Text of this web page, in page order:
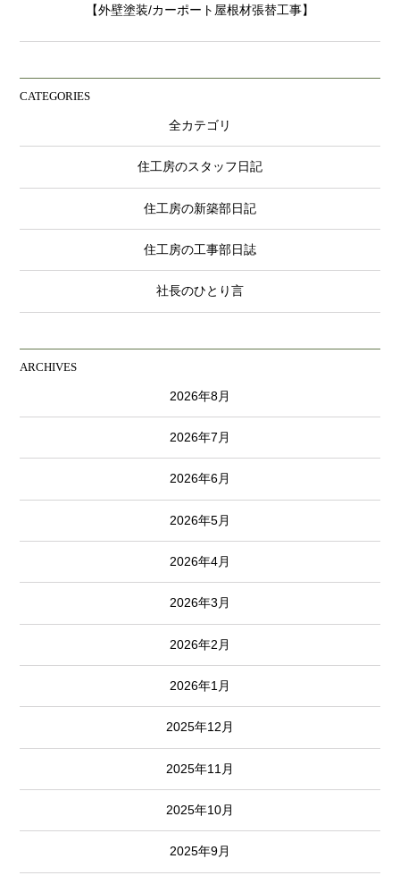
【外壁塗装/カーポート屋根材張替工事】
CATEGORIES
全カテゴリ
住工房のスタッフ日記
住工房の新築部日記
住工房の工事部日誌
社長のひとり言
ARCHIVES
2026年8月
2026年7月
2026年6月
2026年5月
2026年4月
2026年3月
2026年2月
2026年1月
2025年12月
2025年11月
2025年10月
2025年9月